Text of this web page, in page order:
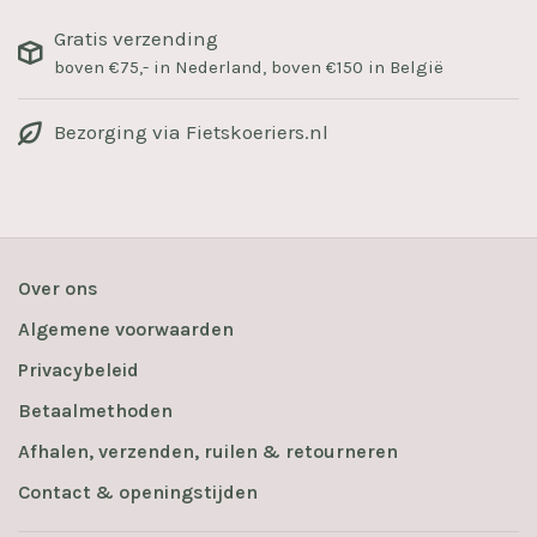
Gratis verzending
boven €75,- in Nederland, boven €150 in België
Bezorging via Fietskoeriers.nl
Over ons
Algemene voorwaarden
Privacybeleid
Betaalmethoden
Afhalen, verzenden, ruilen & retourneren
Contact & openingstijden